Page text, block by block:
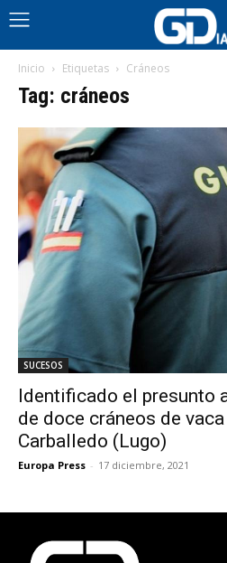
Inicio Etiquetas Cráneos
Tag: cráneos
SUCESOS
Identificado el presunto
de doce cráneos de
Carballedo (Lugo)
Europa Press - 17 diciembre, 2021